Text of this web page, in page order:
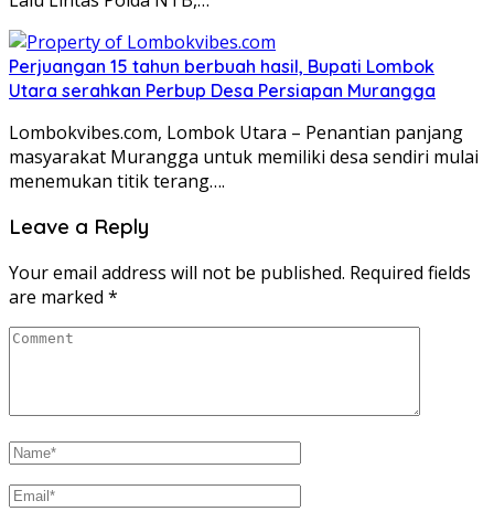
Perjuangan 15 tahun berbuah hasil, Bupati Lombok
Utara serahkan Perbup Desa Persiapan Murangga
Lombokvibes.com, Lombok Utara – Penantian panjang
masyarakat Murangga untuk memiliki desa sendiri mulai
menemukan titik terang….
Leave a Reply
Your email address will not be published. Required fields
are marked *